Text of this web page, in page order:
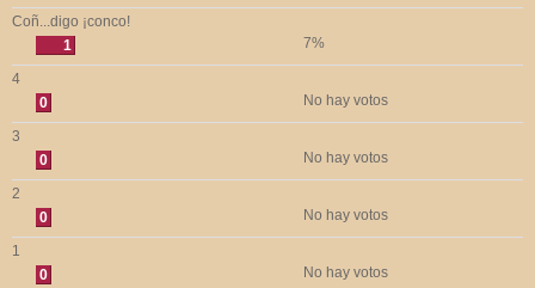
Coñ...digo ¡conco!
1
7%
4
0
No hay votos
3
0
No hay votos
2
0
No hay votos
1
0
No hay votos